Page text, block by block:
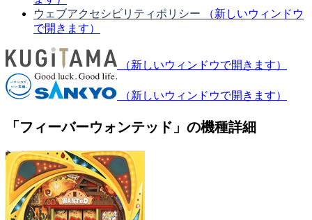
ウェブアクセシビリティポリシー
（新しいウィンドウ
で開きます）
（新しいウィンドウで開きます）
（新しいウィンドウで開きます）
「フィーバーウォンテッド」の機種詳細